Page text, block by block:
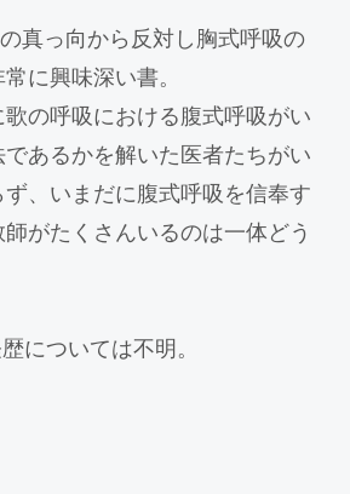
真っ向から反対し胸式呼吸の
に興味深い書。
の呼吸における腹式呼吸がい
あるかを解いた医者たちがい
、いまだに腹式呼吸を信奉す
がたくさんいるのは一体どう
については不明。